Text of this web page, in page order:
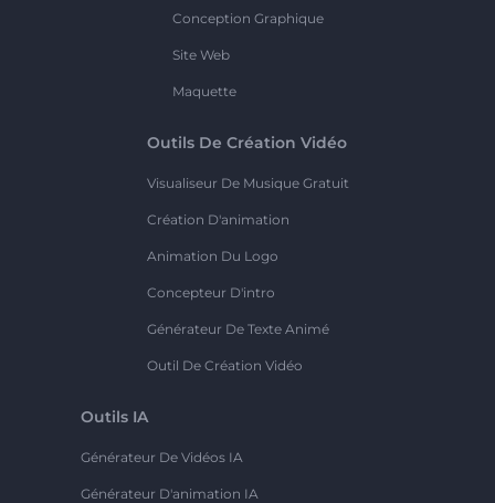
Conception Graphique
Site Web
Maquette
Outils De Création Vidéo
Visualiseur De Musique Gratuit
Création D'animation
Animation Du Logo
Concepteur D'intro
Générateur De Texte Animé
Outil De Création Vidéo
Outils IA
Générateur De Vidéos IA
Générateur D'animation IA